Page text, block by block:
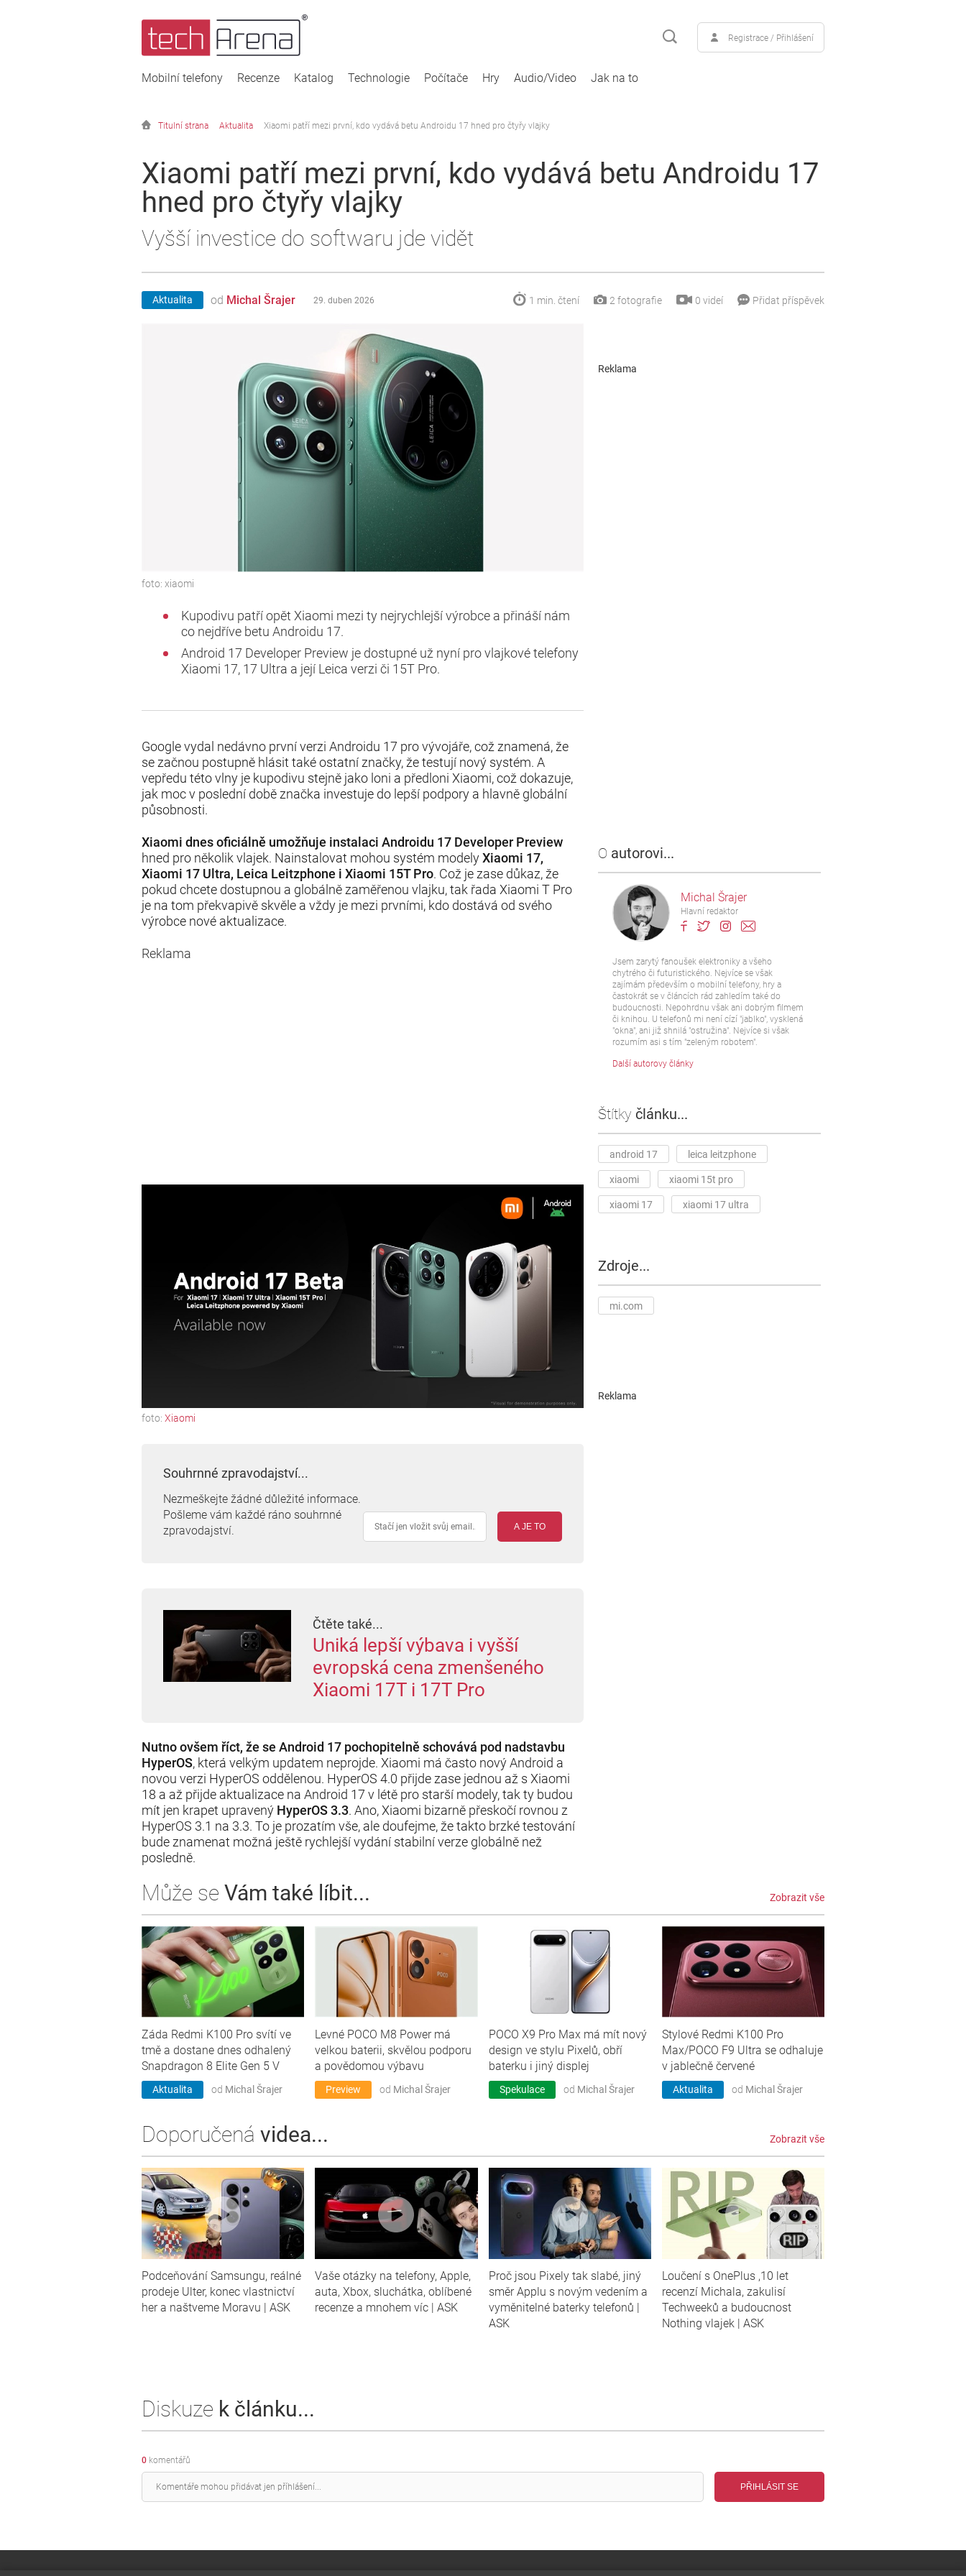
Registrace / Přihlášení
Mobilní telefony Recenze Katalog Technologie Počítače Hry Audio/Video Jak na to
Titulní strana Aktualita Xiaomi patří mezi první, kdo vydává betu Androidu 17 hned pro čtyřy vlajky
Xiaomi patří mezi první, kdo vydává betu Androidu 17
hned pro čtyřy vlajky
Vyšší investice do softwaru jde vidět
Aktualita od Michal Šrajer 29. duben 2026 1 min. čtení 2 fotografie 0 videí Přidat příspěvek
foto: xiaomi
Kupodivu patří opět Xiaomi mezi ty nejrychlejší výrobce a přináší nám
co nejdříve betu Androidu 17.
Android 17 Developer Preview je dostupné už nyní pro vlajkové telefony
Xiaomi 17, 17 Ultra a její Leica verzi či 15T Pro.
Google vydal nedávno první verzi Androidu 17 pro vývojáře, což znamená, že
se začnou postupně hlásit také ostatní značky, že testují nový systém. A
vepředu této vlny je kupodivu stejně jako loni a předloni Xiaomi, což dokazuje,
jak moc v poslední době značka investuje do lepší podpory a hlavně globální
působnosti.
Xiaomi dnes oficiálně umožňuje instalaci Androidu 17 Developer Preview
hned pro několik vlajek. Nainstalovat mohou systém modelyXiaomi 17,
Xiaomi 17 Ultra, Leica Leitzphone i Xiaomi 15T Pro. Což je zase důkaz, že
pokud chcete dostupnou a globálně zaměřenou vlajku, tak řada Xiaomi T Pro
je na tom překvapivě skvěle a vždy je mezi prvními, kdo dostává od svého
výrobce nové aktualizace.
Reklama
foto: Xiaomi
Souhrnné zpravodajství...
Nezmeškejte žádné důležité informace.
Pošleme vám každé ráno souhrnné
zpravodajství.
A JE TO
Čtěte také...
Uniká lepší výbava i vyšší
evropská cena zmenšeného
Xiaomi 17T i 17T Pro
Nutno ovšem říct, že se Android 17 pochopitelně schovává pod nadstavbu
HyperOS, která velkým updatem neprojde. Xiaomi má často nový Android a
novou verzi HyperOS oddělenou. HyperOS 4.0 přijde zase jednou až s Xiaomi
18 a až přijde aktualizace na Android 17 v létě pro starší modely, tak ty budou
mít jen krapet upravený HyperOS 3.3. Ano, Xiaomi bizarně přeskočí rovnou z
HyperOS 3.1 na 3.3. To je prozatím vše, ale doufejme, že takto brzké testování
bude znamenat možná ještě rychlejší vydání stabilní verze globálně než
posledně.
Reklama
O autorovi...
Michal Šrajer
Hlavní redaktor
Jsem zarytý fanoušek elektroniky a všeho
chytrého či futuristického. Nejvíce se však
zajímám především o mobilní telefony, hry a
častokrát se v článcích rád zahledím také do
budoucnosti. Nepohrdnu však ani dobrým filmem
či knihou. U telefonů mi není cízí "jablko", vysklená
"okna", ani již shnilá "ostružina". Nejvíce si však
rozumím asi s tím "zeleným robotem".
Další autorovy články
Štítky článku...
android 17 leica leitzphone
xiaomi xiaomi 15t pro
xiaomi 17 xiaomi 17 ultra
Zdroje...
mi.com
Reklama
Může se Vám také líbit... Zobrazit vše
Záda Redmi K100 Pro svítí ve
tmě a dostane dnes odhalený
Snapdragon 8 Elite Gen 5 V
Aktualita od Michal Šrajer
Levné POCO M8 Power má
velkou baterii, skvělou podporu
a povědomou výbavu
Preview od Michal Šrajer
POCO X9 Pro Max má mít nový
design ve stylu Pixelů, obří
baterku i jiný displej
Spekulace od Michal Šrajer
Stylové Redmi K100 Pro
Max/POCO F9 Ultra se odhaluje
v jablečně červené
Aktualita od Michal Šrajer
Doporučená videa... Zobrazit vše
Podceňování Samsungu, reálné
prodeje Ulter, konec vlastnictví
her a naštveme Moravu | ASK
Vaše otázky na telefony, Apple,
auta, Xbox, sluchátka, oblíbené
recenze a mnohem víc | ASK
Proč jsou Pixely tak slabé, jiný
směr Applu s novým vedením a
vyměnitelné baterky telefonů |
ASK
Loučení s OnePlus ,10 let
recenzí Michala, zakulisí
Techweeků a budoucnost
Nothing vlajek | ASK
Diskuze k článku...
0 komentářů
PŘIHLÁSIT SE